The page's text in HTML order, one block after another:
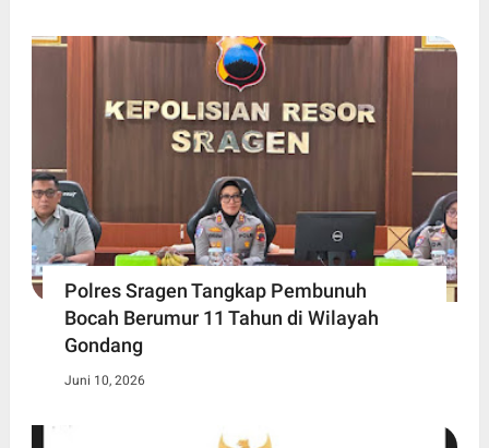
Polres Sragen Tangkap Pembunuh
Bocah Berumur 11 Tahun di Wilayah
Gondang
Juni 10, 2026